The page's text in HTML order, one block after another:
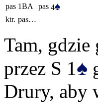
pas 1BA pas 4♠
ktr. pas…
Tam, gdzie
przez S 1♠
Drury, aby